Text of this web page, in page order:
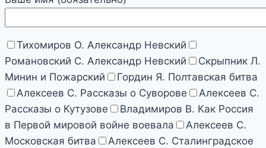
Тихомиров О. Александр Невский
Романовский С. Александр Невский
Скрыпник Л.
Минин и Пожарский
Гордин Я. Полтавская битва
Алексеев С. Рассказы о Суворове
Алексеев С.
Рассказы о Кутузове
Владимиров В. Как Россия
в Первой мировой войне воевала
Алексеев С.
Московская битва
Алексеев С. Сталинградское